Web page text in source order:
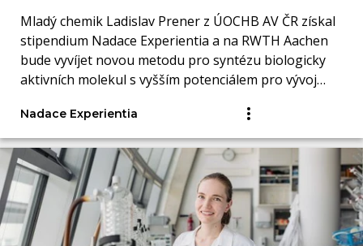
Mladý chemik Ladislav Prener z ÚOCHB AV ČR získal
stipendium Nadace Experientia a na RWTH Aachen
bude vyvíjet novou metodu pro syntézu biologicky
aktivních molekul s vyšším potenciálem pro vývoj
Nadace Experientia